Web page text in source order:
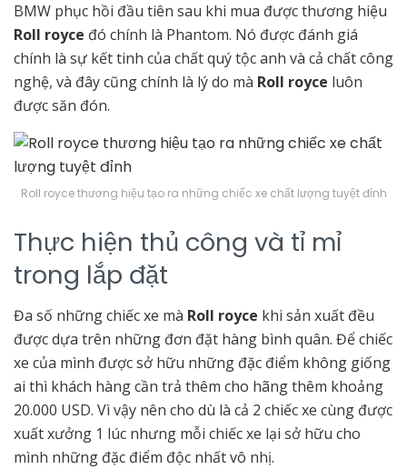
BMW phục hồi đầu tiên sau khi mua được thương hiệu
Roll royce đó chính là Phantom. Nó được đánh giá
chính là sự kết tinh của chất quý tộc anh và cả chất công
nghệ, và đây cũng chính là lý do mà Roll royce luôn
được săn đón.
Roll royce thương hiệu tạo ra những chiếc xe chất lượng tuyệt đỉnh
Thực hiện thủ công và tỉ mỉ
trong lắp đặt
Đa số những chiếc xe mà Roll royce khi sản xuất đều
được dựa trên những đơn đặt hàng bình quân. Để chiếc
xe của mình được sở hữu những đặc điểm không giống
ai thì khách hàng cần trả thêm cho hãng thêm khoảng
20.000 USD. Vì vậy nên cho dù là cả 2 chiếc xe cùng được
xuất xưởng 1 lúc nhưng mỗi chiếc xe lại sở hữu cho
mình những đặc điểm độc nhất vô nhị.